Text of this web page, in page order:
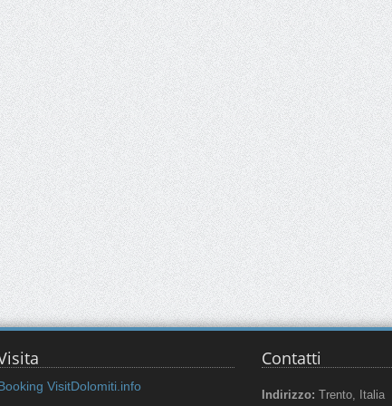
VisitDolomiti.info
Contatti
Indirizzo: Trento, Italia